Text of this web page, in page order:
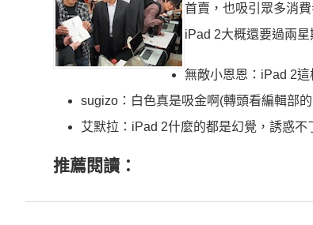
首賣，也吸引眾多消
iPad 2大概還要過兩星
無敵小恩恩：iPad 2這
sugizo：白色真是吸金啊(轉頭看編輯部
艾默拉：iPad 2什麼的都是幻覺，誘惑不
推薦閱讀：